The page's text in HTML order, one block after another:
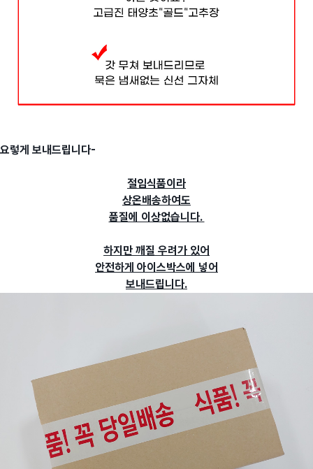
요렇게 보내드립니다-
절임식품이라
상온배송하여도
품질에 이상없습니다.
하지만 깨질 우려가 있어
안전하게 아이스박스에 넣어
보내드립니다.